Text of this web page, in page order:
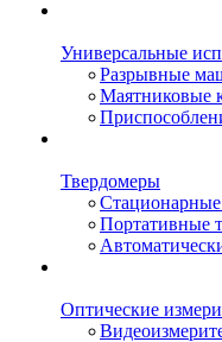
Универсальные
Разрывные
Маятниковые
Твердомеры
Портативные
Оптические